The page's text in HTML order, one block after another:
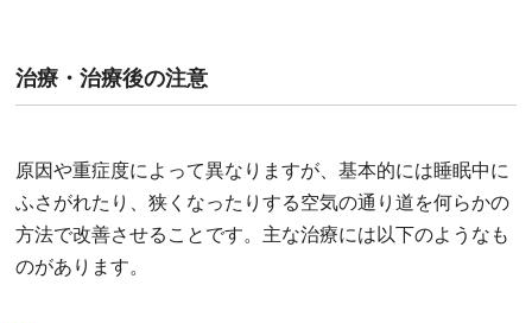
治療・治療後の注意
原因や重症度によって異なりますが、基本的には睡眠中に
ふさがれたり、狭くなったりする空気の通り道を何らかの
方法で改善させることです。主な治療には以下のようなも
のがあります。